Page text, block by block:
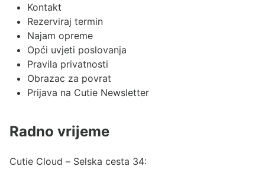
Kontakt
Rezerviraj termin
Najam opreme
Opći uvjeti poslovanja
Pravila privatnosti
Obrazac za povrat
Prijava na Cutie Newsletter
Radno vrijeme
Cutie Cloud – Selska cesta 34: